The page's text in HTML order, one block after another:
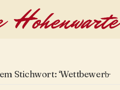
Stichwort: ‘Wettbewerb̵